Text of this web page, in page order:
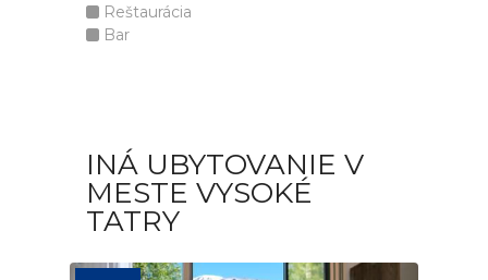
Reštaurácia
Bar
INÁ UBYTOVANIE V
MESTE VYSOKÉ
TATRY